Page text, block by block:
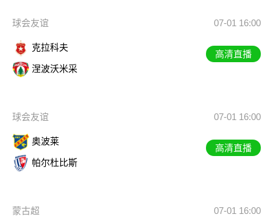
球会友谊 07-01 16:00
克拉科夫
涅波沃米采
高清直播
球会友谊 07-01 16:00
奥波莱
帕尔杜比斯
高清直播
蒙古超 07-01 16:00